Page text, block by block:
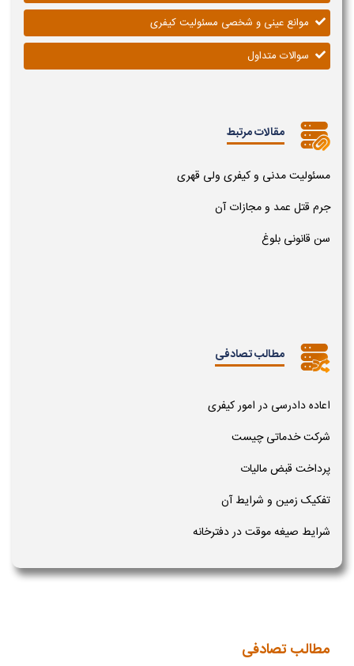
موانع عینی و شخصی مسئولیت کیفری
سوالات متداول
مقالات مرتبط
مسئولیت مدنی و کیفری ولی قهری
جرم قتل عمد و مجازات آن
سن قانونی بلوغ
مطالب تصادفی
اعاده دادرسی در امور کیفری
شرکت خدماتی چیست
پرداخت قبض مالیات
تفکیک زمین و شرایط آن
شرایط صیغه موقت در دفترخانه
مطالب تصادفی